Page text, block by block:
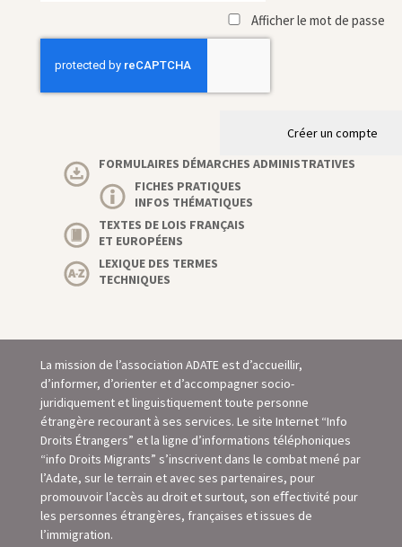
Afficher le mot de passe
Créer un compte
FORMULAIRES DÉMARCHES ADMINISTRATIVES
FICHES PRATIQUES
INFOS THÉMATIQUES
TEXTES DE LOIS FRANÇAIS
ET EUROPÉENS
LEXIQUE DES TERMES
TECHNIQUES
La mission de l’association ADATE est d’accueillir,
d’informer, d’orienter et d’accompagner socio-
juridiquement et linguistiquement toute personne
étrangère recourant à ses services. Le site Internet “Info
Droits Étrangers” et la ligne d’informations téléphoniques
“info Droits Migrants” s’inscrivent dans le combat mené par
l’Adate, sur le terrain et avec ses partenaires, pour
promouvoir l’accès au droit et surtout, son eﬀectivité pour
les personnes étrangères, françaises et issues de
l’immigration.